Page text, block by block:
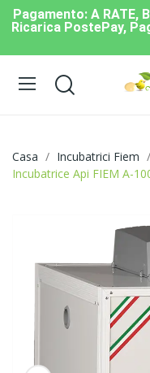
Pagamento: A RATE,
Ricarica PostePay,
Casa Incubatrici Fiem
Incubatrice Api FIEM A-